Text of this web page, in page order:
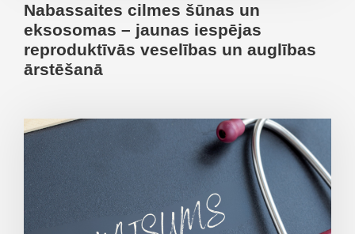
Nabassaites cilmes šūnas un
eksosomas – jaunas iespējas
reproduktīvās veselības un auglības
ārstēšanā